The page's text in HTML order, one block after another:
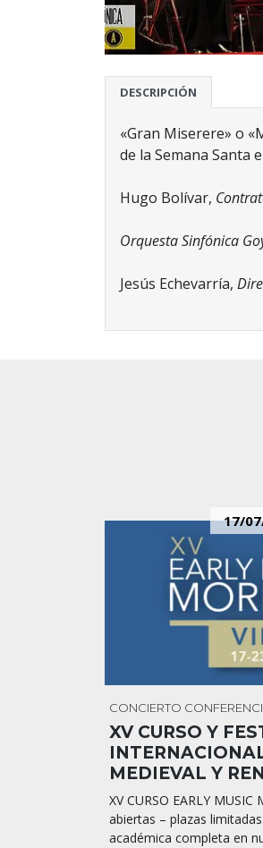
DESCRIPCIÓN
«Gran Miserere» o
de la Semana Santa
Hugo Bolívar,
Orquesta Sinfónica
Jesús Echevarría,
17/
CONCIERTO
XV CURSO Y
MEDIEVAL Y
XV CURSO EARLY
abiertas – plazas
académica completa en